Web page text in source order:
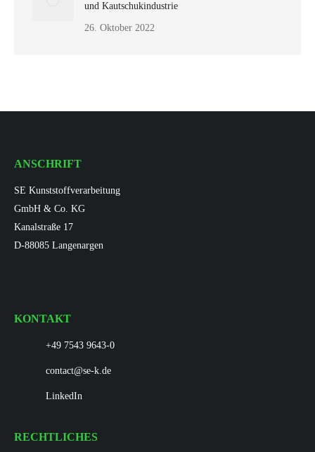
und Kautschukindustrie
26. Oktober 2022
ANSCHRIFT
SE Kunststoffverarbeitung
GmbH & Co. KG
Kanalstraße 17
D-88085 Langenargen
KONTAKT
+49 7543 9643-0
contact@se-k.de
LinkedIn
RECHTLICHES